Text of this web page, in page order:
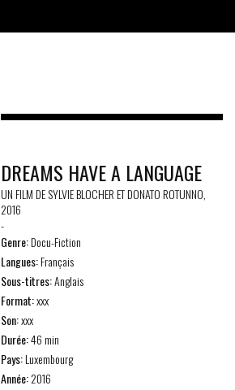
DREAMS HAVE A LANGUAGE
UN FILM DE SYLVIE BLOCHER ET DONATO ROTUNNO,
2016
-
Genre:Docu-Fiction
Langues:Français
Sous-titres:Anglais
Format:xxx
Son:xxx
Durée:46 min
Pays:Luxembourg
Année:2016